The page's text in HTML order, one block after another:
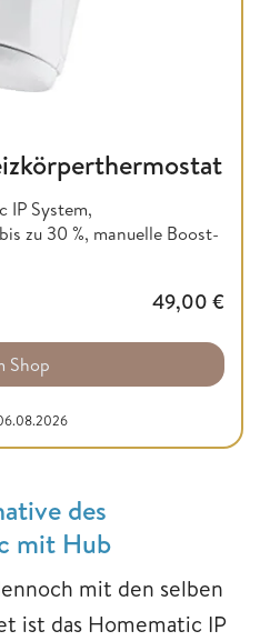
IP System,
zu 30 %, manuelle Boost-
49,00 €
Shop
des
mit Hub
mit den selben
ist das Homematic IP